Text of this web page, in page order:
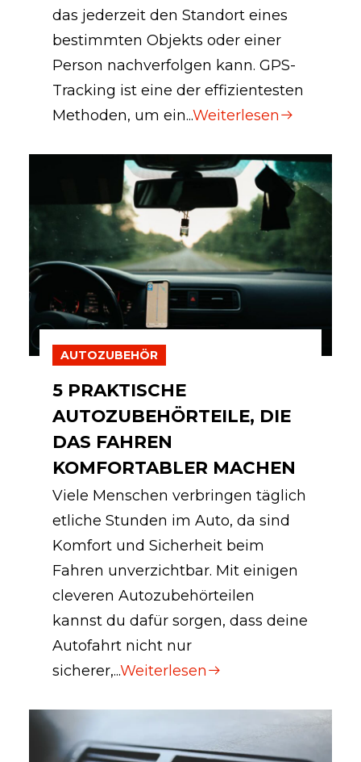
das jederzeit den Standort eines
bestimmten Objekts oder einer
Person nachverfolgen kann. GPS-
Tracking ist eine der effizientesten
Methoden, um ein...Weiterlesen
AUTOZUBEHÖR
5 PRAKTISCHE
AUTOZUBEHÖRTEILE, DIE
DAS FAHREN
KOMFORTABLER MACHEN
Viele Menschen verbringen täglich
etliche Stunden im Auto, da sind
Komfort und Sicherheit beim
Fahren unverzichtbar. Mit einigen
cleveren Autozubehörteilen
kannst du dafür sorgen, dass deine
Autofahrt nicht nur
sicherer,...Weiterlesen